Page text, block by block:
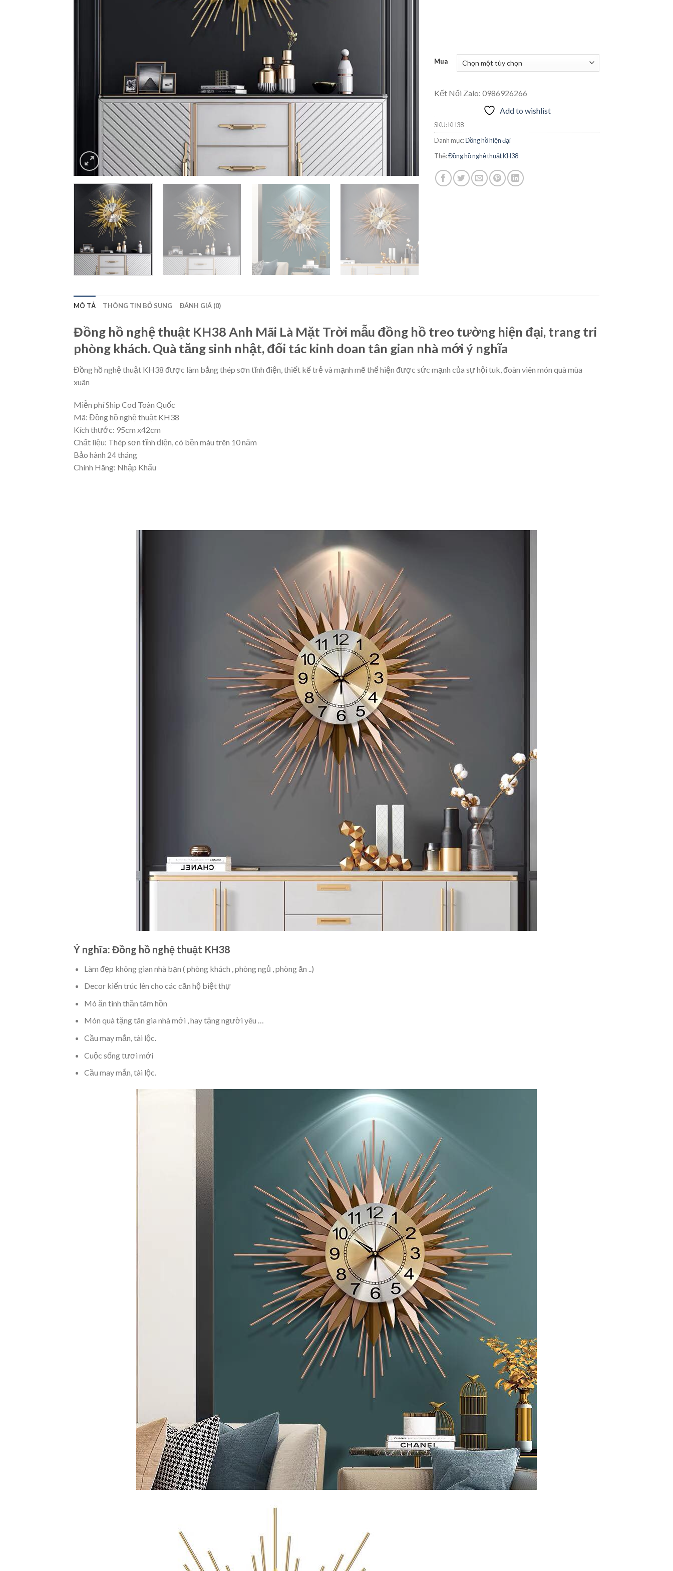
Mua
Kết Nối Zalo: 0986926266
Add to wishlist
SKU:KH38
Danh mục:Đồng hồ hiện đại
Thẻ:Đồng hồ nghệ thuật KH38
MÔ TẢ THÔNG TIN BỔ SUNG ĐÁNH GIÁ (0)
Đồng hồ nghệ thuật KH38 Anh Mãi Là Mặt Trời mẫu đồng hồ treo tường hiện đại, trang tri
phòng khách. Quà tăng sinh nhật, đối tác kinh doan tân gian nhà mới ý nghĩa
Đồng hồ nghệ thuật KH38 được làm bằng thép sơn tĩnh điện, thiết kế trẻ và mạnh mẽ thể hiện được sức mạnh của sự hội tuk, đoàn viên món quà mùa
xuân
Miễn phí Ship Cod Toàn Quốc
Mã: Đồng hồ nghệ thuật KH38
Kích thước: 95cm x42cm
Chất liệu: Thép sơn tĩnh điện, có bền màu trên 10 năm
Bảo hành 24 tháng
Chính Hãng: Nhập Khẩu
Ý nghĩa: Đồng hồ nghệ thuật KH38
Làm đẹp không gian nhà bạn ( phòng khách , phòng ngủ , phòng ăn ..)
Decor kiến trúc lên cho các căn hộ biệt thự
Mó ăn tinh thần tâm hồn
Món quà tặng tân gia nhà mới , hay tặng người yêu …
Cầu may mắn, tài lộc.
Cuộc sống tươi mới
Cầu may mắn, tài lộc.